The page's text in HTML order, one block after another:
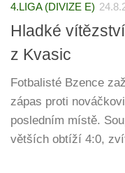
4.LIGA (DIVIZE E)
Hladké
z Kvasic
Fotbalisté Bzence
zápas proti
posledním místě.
větších obtíží 4:0,